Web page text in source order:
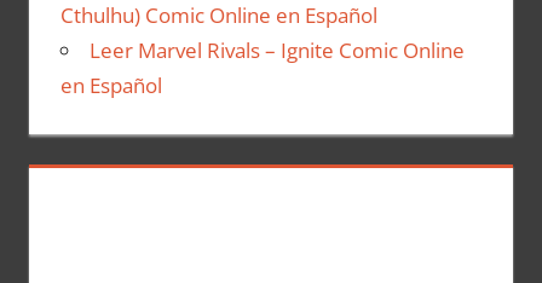
Cthulhu) Comic Online en Español
Leer Marvel Rivals – Ignite Comic Online
en Español